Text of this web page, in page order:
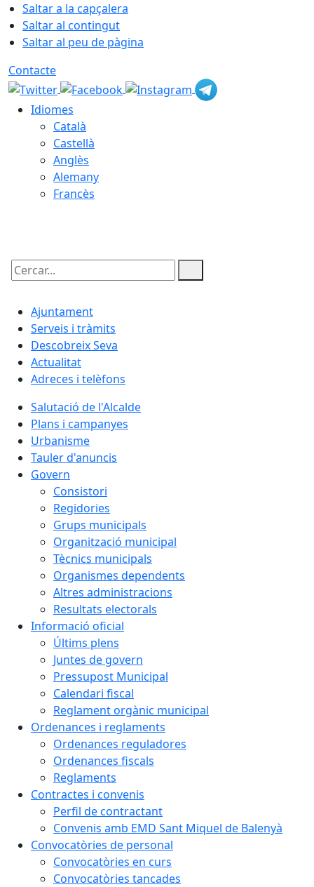
Saltar a la capçalera
Saltar al contingut
Saltar al peu de pàgina
Contacte
Idiomes
Català
Castellà
Anglès
Alemany
Francès
Cercar:
Ajuntament
Serveis i tràmits
Descobreix Seva
Actualitat
Adreces i telèfons
Salutació de l'Alcalde
Plans i campanyes
Urbanisme
Tauler d'anuncis
Govern
Consistori
Regidories
Grups municipals
Organització municipal
Tècnics municipals
Organismes dependents
Altres administracions
Resultats electorals
Informació oficial
Últims plens
Juntes de govern
Pressupost Municipal
Calendari fiscal
Reglament orgànic municipal
Ordenances i reglaments
Ordenances reguladores
Ordenances fiscals
Reglaments
Contractes i convenis
Perfil de contractant
Convenis amb EMD Sant Miquel de Balenyà
Convocatòries de personal
Convocatòries en curs
Convocatòries tancades